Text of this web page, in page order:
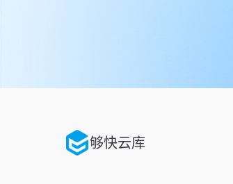
够快云库